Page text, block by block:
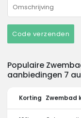
Code verzenden
Populaire
aanbiedingen 7
Korting Zwembad